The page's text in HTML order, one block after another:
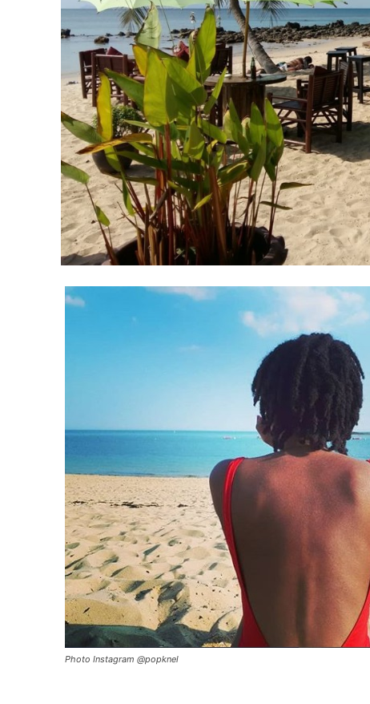
Photo Instagram @popknel